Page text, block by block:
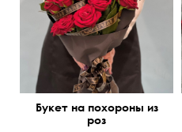
траурная лента
Букет на похороны из
роз